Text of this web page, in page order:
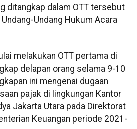
ditangkap dalam OTT tersebut
Undang Hukum Acara
melakukan OTT pertama di
delapan orang selama 9-10
ini mengenai dugaan
pajak di lingkungan Kantor
Jakarta Utara pada Direktorat
Keuangan periode 2021-